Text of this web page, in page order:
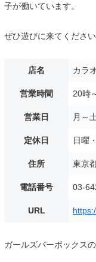
子が働いています。
ぜひ遊びに来てください
店名 カラ
営業時間 20時
営業日 月～
定休日 日曜
住所 東京
電話番号 03-
URL
ガールズバーボックス